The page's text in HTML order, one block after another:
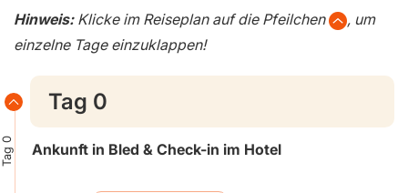
Hinweis: Klicke im Reiseplan auf die Pfeilchen
, um
einzelne Tage einzuklappen!
Tag 0
Tag 0
Ankunft in Bled & Check-in im Hotel